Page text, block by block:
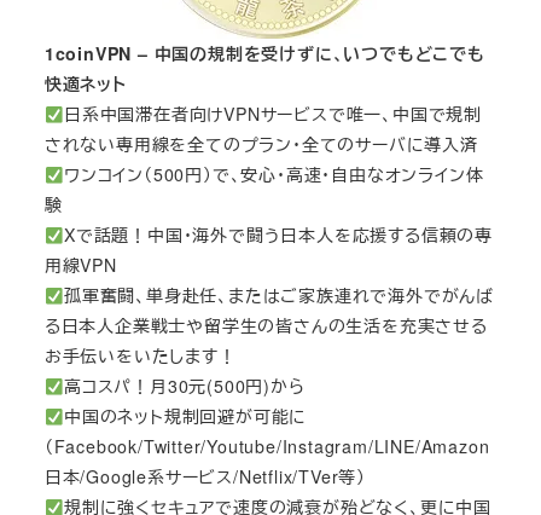
1coinVPN – 中国の規制を受けずに、いつでもどこでも
快適ネット
日系中国滞在者向けVPNサービスで唯一、中国で規制
されない専用線を全てのプラン・全てのサーバに導入済
ワンコイン（500円）で、安心・高速・自由なオンライン体
験
Xで話題！中国・海外で闘う日本人を応援する信頼の専
用線VPN
孤軍奮闘、単身赴任、またはご家族連れで海外でがんば
る日本人企業戦士や留学生の皆さんの生活を充実させる
お手伝いをいたします！
高コスパ！月30元(500円)から
中国のネット規制回避が可能に
（Facebook/Twitter/Youtube/Instagram/LINE/Amazon
日本/Google系サービス/Netflix/TVer等）
規制に強くセキュアで速度の減衰が殆どなく、更に中国